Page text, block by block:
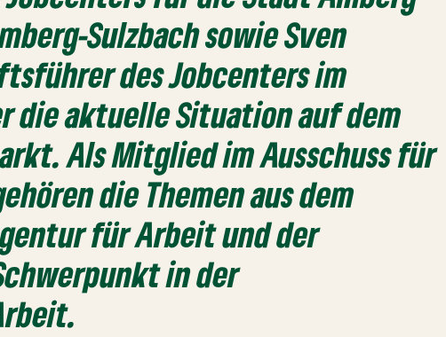
Sulzbach sowie Sven
des Jobcenters im
die aktuelle Situation auf dem
Als Mitglied im Ausschuss für
die Themen aus dem
für Arbeit und der
in der